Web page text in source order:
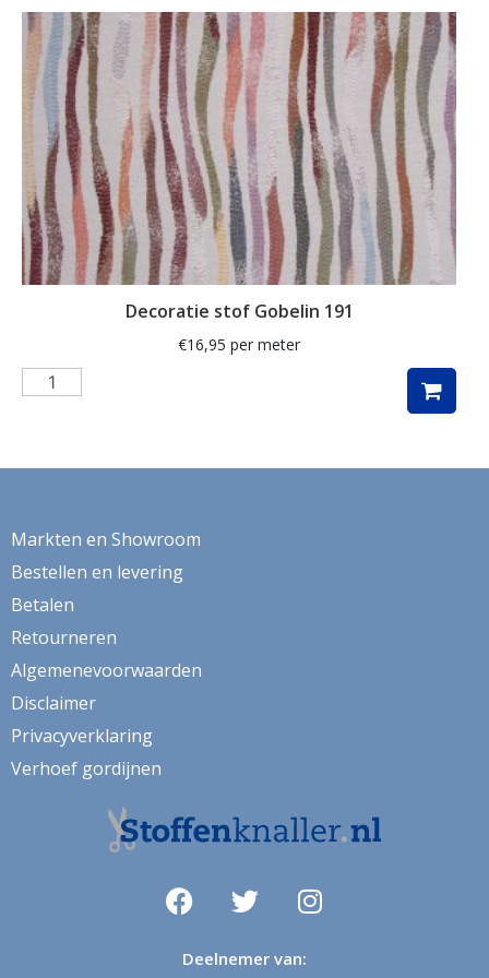
ganzen
gemberkoekjes
geometrisch
ginko
gnome
grafisch
groene thee
hartjes
hert
herten
hertje
hollands
hond
honden
Decoratie stof Gobelin 191
€16,95 per meter
Markten en Showroom
Bestellen en levering
Betalen
Retourneren
Algemenevoorwaarden
Disclaimer
Privacyverklaring
Verhoef gordijnen
Deelnemer van: